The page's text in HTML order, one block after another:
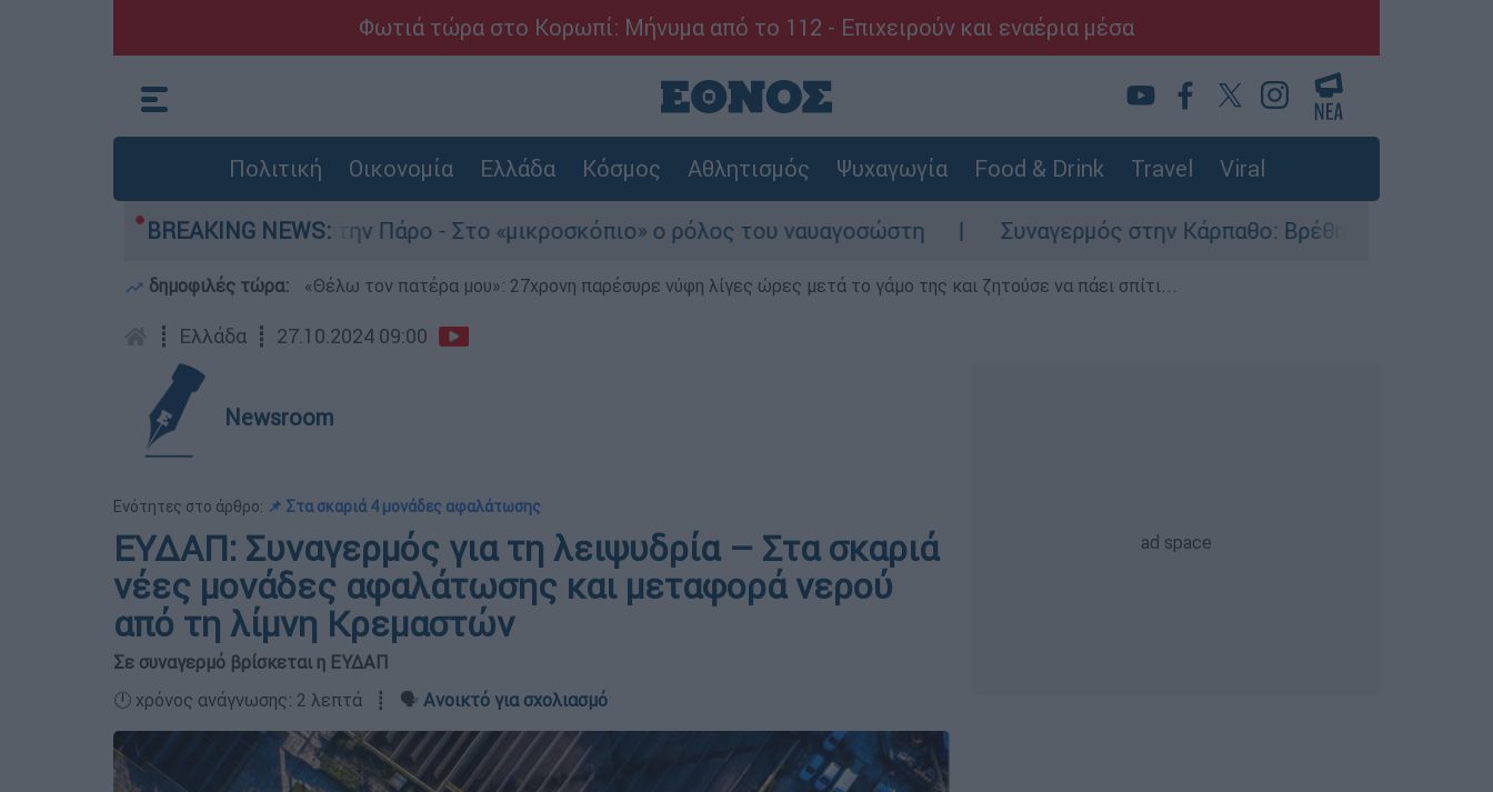
Φωτιά τώρα στο Κορωπί: Μήνυμα από το 112 - Επιχειρούν και εναέρια μέσα
Πολιτική Οικονομία Ελλάδα Κόσμος Αθλητισμός Ψυχαγωγία Food & Drink Travel Viral
BREAKING NEWS:
του 4χρονου στην Πάρο - Στο «μικροσκόπιο» ο ρόλος του ναυαγοσώστη Συναγερμός στην Κάρπαθο: Βρέθηκαν παλιά πυρομαχικά
δημοφιλές τώρα: «Θέλω τον πατέρα μου»: 27χρονη παρέσυρε νύφη λίγες ώρες μετά το γάμο της και ζητούσε να πάει σπίτι...
┋ Ελλάδα ┋ 27.10.2024 09:00
Newsroom
Ενότητες στο άρθρο: 📌 Στα σκαριά 4 μονάδες αφαλάτωσης
ΕΥΔΑΠ: Συναγερμός για τη λειψυδρία – Στα σκαριά
νέες μονάδες αφαλάτωσης και μεταφορά νερού
από τη λίμνη Κρεμαστών
Σε συναγερμό βρίσκεται η ΕΥΔΑΠ
🕛 χρόνος ανάγνωσης: 2 λεπτά ┋ 🗣️ Ανοικτό για σχολιασμό